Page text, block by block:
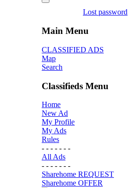
Lost password
Main Menu
CLASSIFIED ADS
Map
Search
Classifieds Menu
Home
New Ad
My Profile
My Ads
Rules
- - - - - - -
All Ads
- - - - - - -
Sharehome REQUEST
Sharehome OFFER